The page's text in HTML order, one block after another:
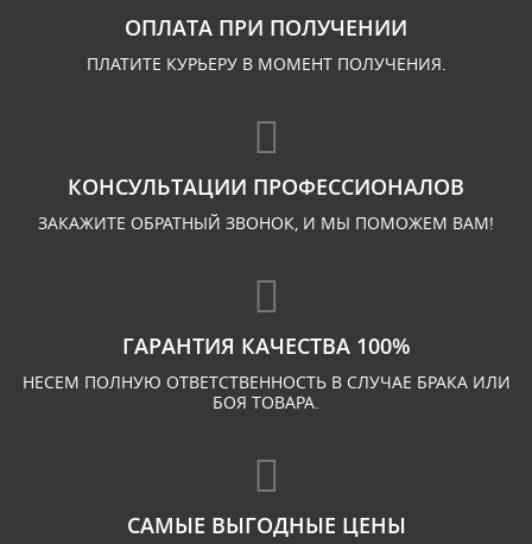
ОПЛАТА ПРИ ПОЛУЧЕНИИ
ПЛАТИТЕ КУРЬЕРУ В МОМЕНТ ПОЛУЧЕНИЯ.
КОНСУЛЬТАЦИИ ПРОФЕССИОНАЛОВ
ЗАКАЖИТЕ ОБРАТНЫЙ ЗВОНОК, И МЫ ПОМОЖЕМ ВАМ!
ГАРАНТИЯ КАЧЕСТВА 100%
НЕСЕМ ПОЛНУЮ ОТВЕТСТВЕННОСТЬ В СЛУЧАЕ БРАКА ИЛИ
БОЯ ТОВАРА.
САМЫЕ ВЫГОДНЫЕ ЦЕНЫ